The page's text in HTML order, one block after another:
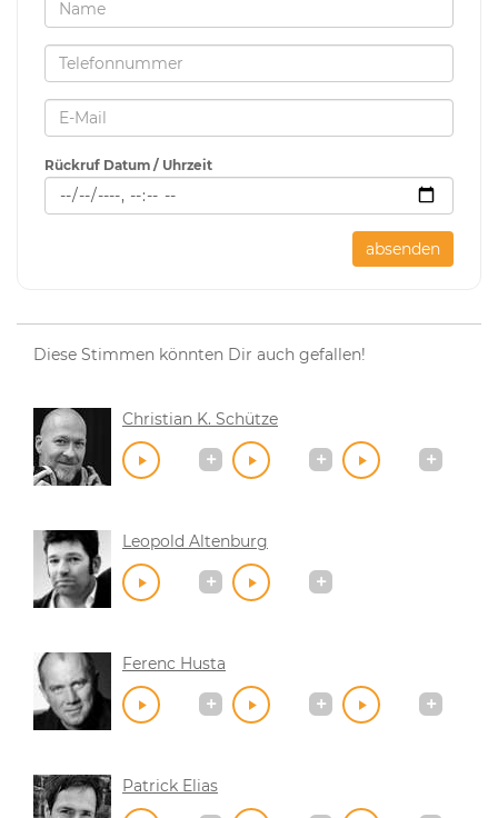
Rückruf Datum / Uhrzeit
absenden
Diese Stimmen könnten Dir auch gefallen!
Christian K. Schütze
Leopold Altenburg
Ferenc Husta
Patrick Elias